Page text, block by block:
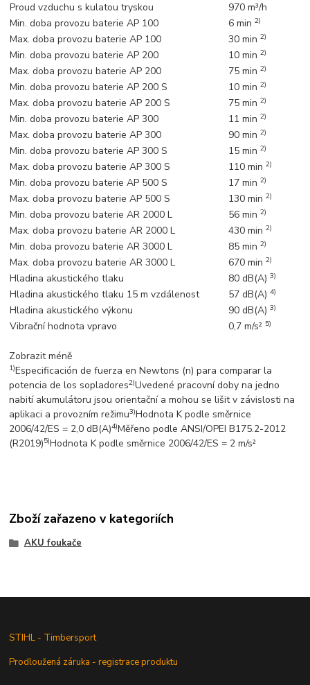
Proud vzduchu s kulatou tryskou
970 m³/h
Min. doba provozu baterie AP 100
6 min2)
Max. doba provozu baterie AP 100 30 min2)
Min. doba provozu baterie AP 200 10 min2)
Max. doba provozu baterie AP 200 75 min2)
Min. doba provozu baterie AP 200 S 10 min2)
Max. doba provozu baterie AP 200 S 75 min2)
Min. doba provozu baterie AP 300 11 min2)
Max. doba provozu baterie AP 300 90 min2)
Min. doba provozu baterie AP 300 S 15 min2)
Max. doba provozu baterie AP 300 S 110 min2)
Min. doba provozu baterie AP 500 S 17 min2)
Max. doba provozu baterie AP 500 S 130 min2)
Min. doba provozu baterie AR 2000 L 56 min2)
Max. doba provozu baterie AR 2000 L 430 min2)
Min. doba provozu baterie AR 3000 L 85 min2)
Max. doba provozu baterie AR 3000 L 670 min2)
Hladina akustického tlaku 80 dB(A)3)
Hladina akustického tlaku 15 m vzdálenost 57 dB(A)4)
Hladina akustického výkonu 90 dB(A)3)
Vibrační hodnota vpravo 0,7 m/s² 5)
Zobrazit méně
1)Especificación de fuerza en Newtons (n) para comparar la
potencia de los sopladores2)Uvedené pracovní doby na jedno
nabití akumulátoru jsou orientační a mohou se lišit v závislosti na
aplikaci a provozním režimu3)Hodnota K podle směrnice
2006/42/ES = 2,0 dB(A)4)Měřeno podle ANSI/OPEI B175.2-2012
(R2019)5)Hodnota K podle směrnice 2006/42/ES = 2 m/s²
Zboží zařazeno v kategoriích
AKU foukače
STIHL - Timbersport
Prodloužená záruka - registrace produktu